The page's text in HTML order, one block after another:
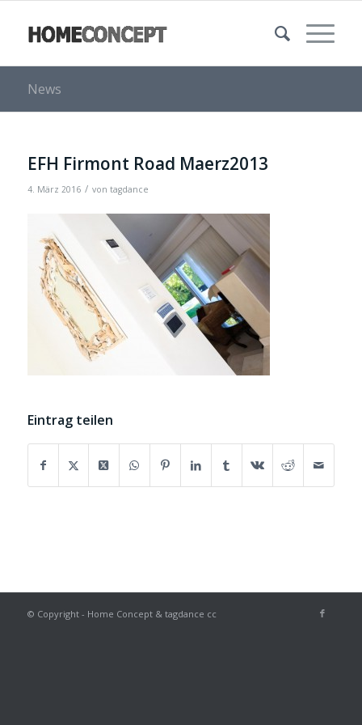
News
EFH Firmont Road Maerz2013
4. März 2016 / von tagdance
Eintrag teilen
© Copyright - Home Concept & tagdance cc